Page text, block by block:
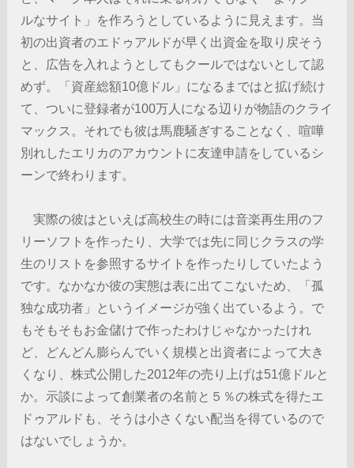
ルなサイト」を作ろうとしているように見えます。当
初の出資者のエドゥアルドが早く出資金を取り戻そう
と、広告を入れようとしてもクールではないとして認
めず。「資産総額10億ドル」になるまではと拡げ続け
て、ついに登録者が100万人になる辺りが物語のクライ
マックス。それでも彼は馬鹿騒ぎすることなく、喧嘩
別れしたエリカのアカウントに友達申請をしているシ
ーンで終わります。
実際の彼はといえば高校生の時には音楽再生用のフ
リーソフトを作ったり、大学では先に同じクラスの学
生のリストを参照するサイトを作ったりしていたよう
です。なかなか彼の実態は表に出てこないため、「孤
独な成功者」というイメージが強く出ているよう。で
もそもそもお金儲けで作ったわけじゃなかったけれ
ど、どんどん膨らんでいく規模と出資者によって大き
くなり、株式公開した2012年の売り上げは51億ドルと
か。示談によって創業者の名前と５％の株式を得たエ
ドゥアルドも、そうは小さくない配当を得ているので
はないでしょうか。